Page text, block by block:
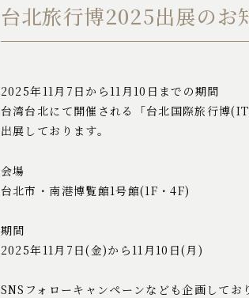
台北旅行博2025出展のお
2025年11月7日から11月10日までの期間
台湾台北にて開催される「台北国際旅行博
出展しております。
会場
台北市・南港博覧館1号館(1F・4F)
期間
2025年11月7日(金)から11月10日(月)
SNSフォローキャンペーンなども企画してお